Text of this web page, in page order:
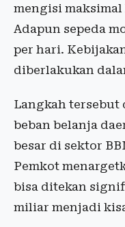
mengisi
Adapun sepeda
per hari.
diberlakukan
Langkah tersebut
beban belanja
besar di sektor
Pemkot
bisa ditekan
miliar menjadi